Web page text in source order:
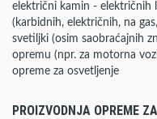
električni kamin - električnih
(karbidnih, električnih, na
svetiljki (osim saobraćajnih
opremu (npr. za motorna
opreme za osvetljenje
PROIZVODNJA OPREME